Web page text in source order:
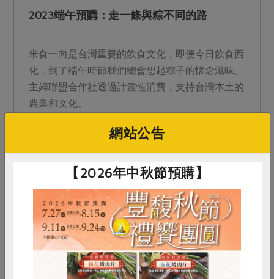
2023端午預購：走一條與粽不同的路
米食一向是台灣重要的飲食文化，即便今日飲食西
化，到了端午時節我們總會想起粽子的懷念滋味。
主婦聯盟合作社透過計畫性消費，支持台灣本土的
農業和文化。
網站公告
【2026年中秋節預購】